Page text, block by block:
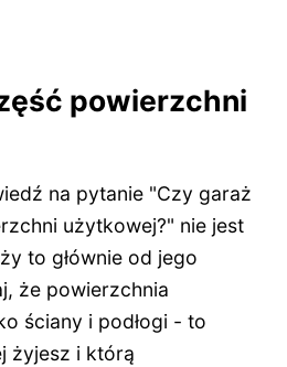
powierzchni
na pytanie "Czy garaż
użytkowej?" nie jest
to głównie od jego
że powierzchnia
ściany i podłogi - to
żyjesz i którą